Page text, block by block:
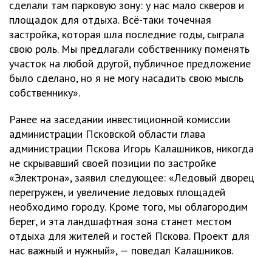
сделали там парковую зону: у нас мало скверов и
площадок для отдыха. Всё-таки точечная
застройка, которая шла последние годы, сыграла
свою роль. Мы предлагали собственнику поменять
участок на любой другой, публичное предложение
было сделано, но я не могу насадить свою мысль
собственнику».
Ранее на заседании инвестиционной комиссии
администрации Псковской области глава
администрации Пскова Игорь Калашников, никогда
не скрывавший своей позиции по застройке
«Электрона», заявил следующее: «Ледовый дворец
перегружен, и увеличение ледовых площадей
необходимо городу. Кроме того, мы облагородим
берег, и эта ландшафтная зона станет местом
отдыха для жителей и гостей Пскова. Проект для
нас важный и нужный», — поведал Калашников.